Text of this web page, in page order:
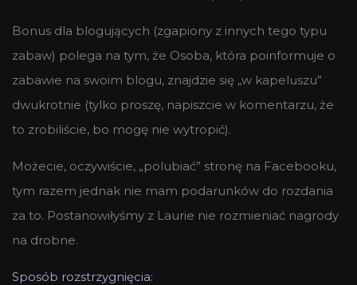
Bonus dla blogujących (zgapiony z innych tego typu
zabaw) polega na tym, że Osoba, która poinformuje o
zabawie na swoim blogu, znajdzie się „w kapeluszu”
dwukrotnie (tylko proszę, napiszcie w komentarzu, że
to zrobiliście, bo mogę nie wytropić).
Możecie, oczywiście, „polubiać” stronę na Facebooku,
tym razem jednak nie mam podarunków do rozdania
za to. Postanowiłyśmy z Laurie nie rozmieniać nagrody
na drobne.
Sposób rozstrzygnięcia: